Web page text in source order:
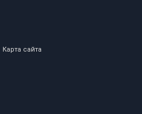
Карта сайта